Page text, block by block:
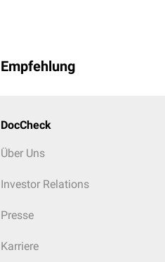
Empfehlung
DocCheck
Über Uns
Investor Relations
Presse
Karriere